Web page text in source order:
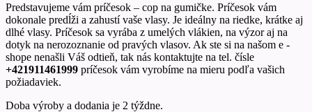
Predstavujeme vám príčesok – cop na gumičke. Príčesok vám
dokonale predĺži a zahustí vaše vlasy. Je ideálny na riedke, krátke aj
dlhé vlasy. Príčesok sa vyrába z umelých vlákien, na výzor aj na
dotyk na nerozoznanie od pravých vlasov. Ak ste si na našom e -
shope nenašli Váš odtieň, tak nás kontaktujte na tel. čísle
+421911461999 príčesok vám vyrobíme na mieru podľa vašich
požiadaviek.
Doba výroby a dodania je 2 týždne.